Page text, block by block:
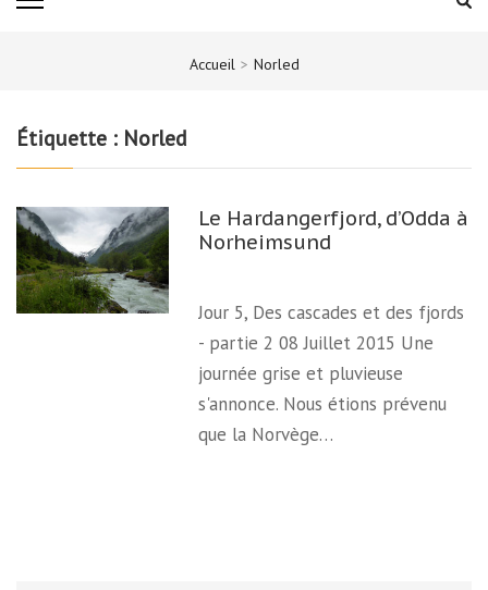
Accueil > Norled
Étiquette : Norled
Le Hardangerfjord, d’Odda à
Norheimsund
Jour 5, Des cascades et des fjords
- partie 2 08 Juillet 2015 Une
journée grise et pluvieuse
s'annonce. Nous étions prévenu
que la Norvège…